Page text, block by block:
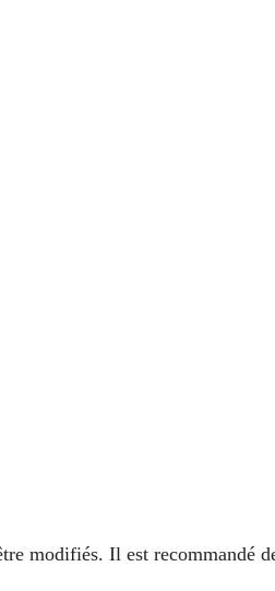
modifiés. Il est recommandé